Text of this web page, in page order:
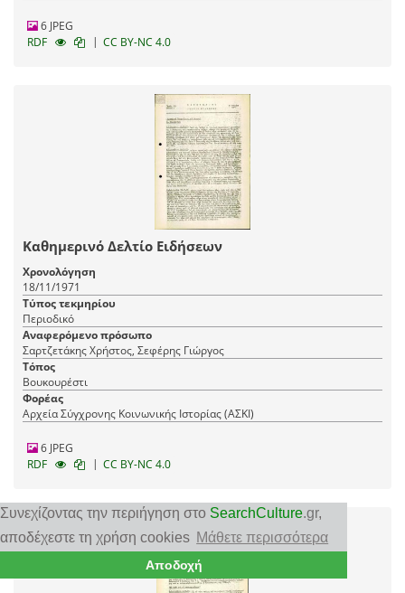
Συνεχίζοντας την περιήγηση στο SearchCulture.gr,
αποδέχεστε τη χρήση cookies Μάθετε περισσότερα
Αποδοχή
6 JPEG
RDF
| CC BY-NC 4.0
Καθημερινό Δελτίο Ειδήσεων
Χρονολόγηση
18/11/1971
Τύπος τεκμηρίου
Περιοδικό
Αναφερόμενο πρόσωπο
Σαρτζετάκης Χρήστος, Σεφέρης Γιώργος
Τόπος
Βουκουρέστι
Φορέας
Αρχεία Σύγχρονης Κοινωνικής Ιστορίας (ΑΣΚΙ)
6 JPEG
RDF
| CC BY-NC 4.0